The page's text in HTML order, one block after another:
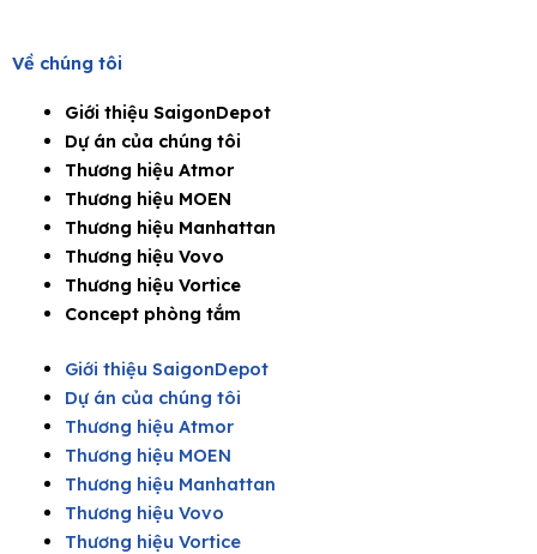
Về chúng tôi
Giới thiệu SaigonDepot
Dự án của chúng tôi
Thương hiệu Atmor
Thương hiệu MOEN
Thương hiệu Manhattan
Thương hiệu Vovo
Thương hiệu Vortice
Concept phòng tắm
Giới thiệu SaigonDepot
Dự án của chúng tôi
Thương hiệu Atmor
Thương hiệu MOEN
Thương hiệu Manhattan
Thương hiệu Vovo
Thương hiệu Vortice